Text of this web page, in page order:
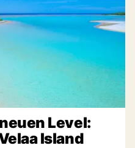
Level:
Island